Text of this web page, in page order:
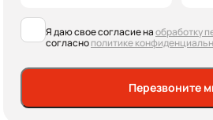
Я даю свое согласие наобработку
согласнополитике
Перезвоните